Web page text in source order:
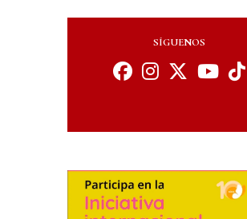
SÍGUENOS